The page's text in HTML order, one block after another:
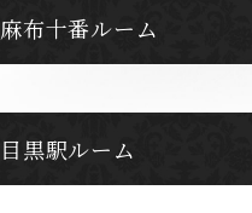
麻布十番ルーム
目黒駅ルーム